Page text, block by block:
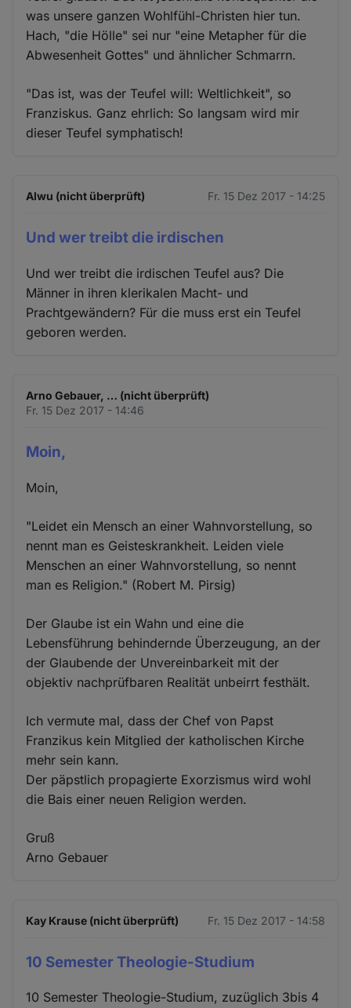
was unsere ganzen Wohlfühl-Christen hier tun.
Hach, "die Hölle" sei nur "eine Metapher für die
Abwesenheit Gottes" und ähnlicher Schmarrn.
"Das ist, was der Teufel will: Weltlichkeit", so
Franziskus. Ganz ehrlich: So langsam wird mir
dieser Teufel symphatisch!
Alwu (nicht überprüft) Fr. 15 Dez 2017 - 14:25
Und wer treibt die irdischen
Und wer treibt die irdischen Teufel aus? Die
Männer in ihren klerikalen Macht- und
Prachtgewändern? Für die muss erst ein Teufel
geboren werden.
Arno Gebauer, … (nicht überprüft)
Fr. 15 Dez 2017 - 14:46
Moin,
Moin,
"Leidet ein Mensch an einer Wahnvorstellung, so
nennt man es Geisteskrankheit. Leiden viele
Menschen an einer Wahnvorstellung, so nennt
man es Religion." (Robert M. Pirsig)
Der Glaube ist ein Wahn und eine die
Lebensführung behindernde Überzeugung, an der
der Glaubende der Unvereinbarkeit mit der
objektiv nachprüfbaren Realität unbeirrt festhält.
Ich vermute mal, dass der Chef von Papst
Franzikus kein Mitglied der katholischen Kirche
mehr sein kann.
Der päpstlich propagierte Exorzismus wird wohl
die Bais einer neuen Religion werden.
Gruß
Arno Gebauer
Kay Krause (nicht überprüft) Fr. 15 Dez 2017 - 14:58
10 Semester Theologie-Studium
10 Semester Theologie-Studium, zuzüglich 3bis 4